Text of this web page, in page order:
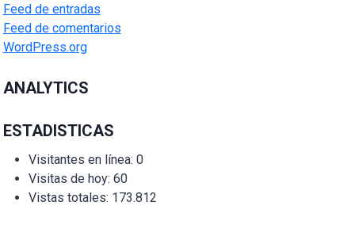
Feed de entradas
Feed de comentarios
WordPress.org
ANALYTICS
ESTADISTICAS
Visitantes en línea: 0
Visitas de hoy: 60
Vistas totales: 173.812